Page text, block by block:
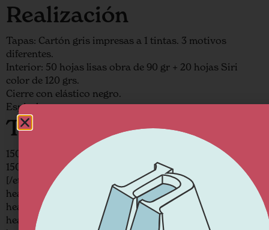
Realización
Tapas: Cartón gris impresas a 1 tintas. 3 motivos
diferentes.
Interior: 50 hojas lisas obra de 90 gr + 20 hojas Siri
color de 120 grs.
Cierre con elástico negro.
Espiral: negro.
Tirada
150 cuadernos de 11,5 x 19 cm. 50 de cada motivo
150 cuadernos 15,5 x 24 cm. 50 de cada motivo.
[/et_pb_text][et_pb_text _builder_version=»4.0.9″
header_3_font=»Karla|700|||||||»
header_3_text_align=»center»
header_3_text_color=»#ffffff»